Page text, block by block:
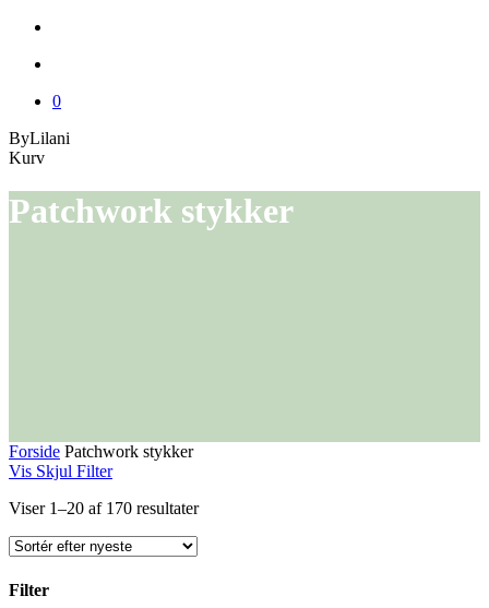
0
ByLilani
KurvClose
Patchwork stykker
Forside Patchwork stykker
Vis Skjul Filter
Viser 1–20 af 170 resultaterSorteret
Filter